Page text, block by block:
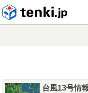
台風13号情